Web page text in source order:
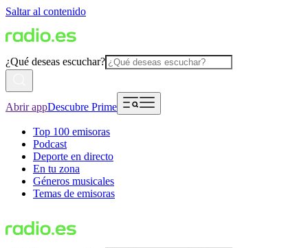
Saltar al contenido
¿Qué deseas escuchar?
Abrir appDescubre Prime
Top 100 emisoras
Podcast
Deporte en directo
En tu zona
Géneros musicales
Temas de emisoras